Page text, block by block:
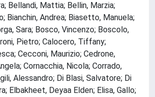
Bellandi, Mattia; Bellin, Marzia;
Bianchin, Andrea; Biasetto, Manuela;
Sara; Bosco, Vincenzo; Boscolo,
Pietro; Calocero, Tiffany;
Cecconi, Maurizio; Cedrone,
Cornacchia, Nicola; Corrado,
Alessandro; Di Blasi, Salvatore; Di
Elbakheet, Deyaa Elden; Elisa, Gallo;